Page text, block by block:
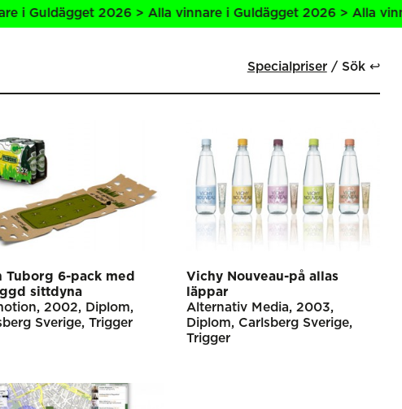
2026 > Alla vinnare i Guldägget 2026 > Alla
Specialpriser Sök ↩
Tuborg 6-pack med
sittdyna
2002
Diplom
Sverige
Trigger
Vichy Nouveau-på allas
läppar
Alternativ Media
2003
Diplom
Carlsberg Sverige
Trigger